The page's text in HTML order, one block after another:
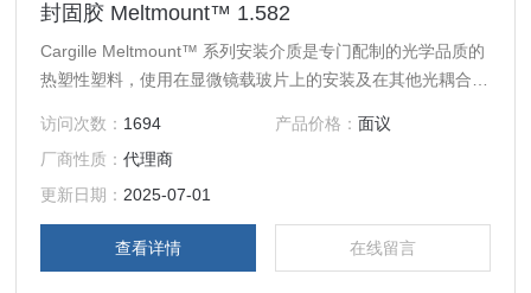
封固胶 Meltmount™ 1.582
Cargille Meltmount™ 系列安装介质是专门配制的光学品质的
热塑性塑料，使用在显微镜载玻片上的安装及在其他光耦合的
访问次数： 1694 产品价格： 面议
厂商性质：代理商
更新日期： 2025-07-01
查看详情 在线留言